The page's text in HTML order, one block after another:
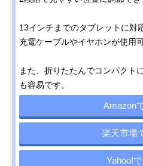
13インチまでのタブレットに対
充電ケーブルやイヤホンが使用可
また、折りたたんでコンパクト
も容易です。
Amazon
楽天市場
Yahoo!